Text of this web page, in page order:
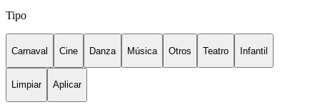
Tipo
Carnaval Cine Danza Música Otros Teatro Infantil
Limpiar Aplicar